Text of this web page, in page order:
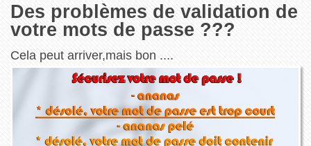
Des problèmes de validation de
votre mots de passe ???
Cela peut arriver,mais bon ....